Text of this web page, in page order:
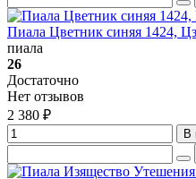
Пиала Цветник синяя 1424,
пиала
26
Достаточно
Нет отзывов
2 380 ₽
В